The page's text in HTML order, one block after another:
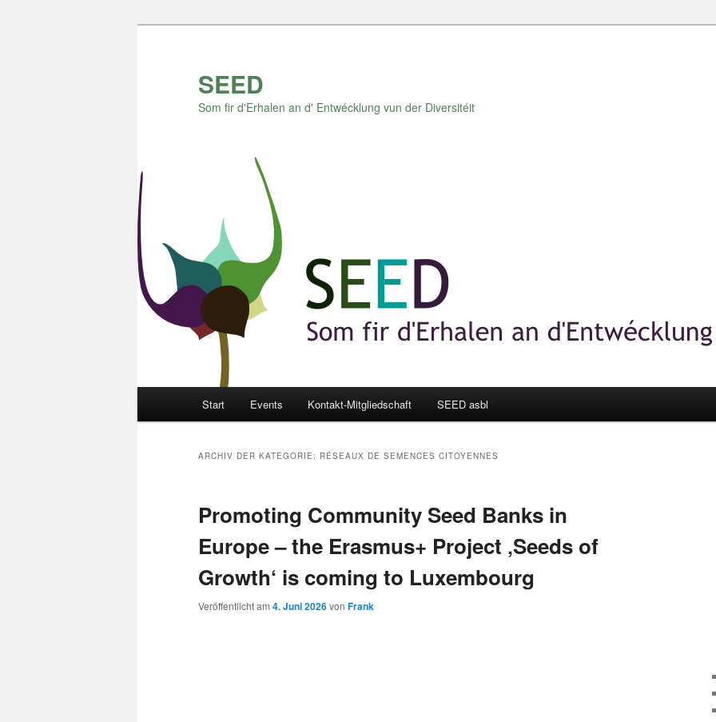
SEED
Som fir d'Erhalen an d' Entwécklung vun der Diversitéit
Start Events Kontakt-Mitgliedschaft SEED asbl
ARCHIV DER KATEGORIE: RÉSEAUX DE SEMENCES CITOYENNES
Promoting Community Seed Banks in
Europe – the Erasmus+ Project ‚Seeds of
Growth‘ is coming to Luxembourg
Veröffentlicht am 4. Juni 2026von Frank